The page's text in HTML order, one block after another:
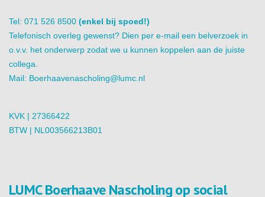
Tel: 071 526 8500 (enkel bij spoed!)
Telefonisch overleg gewenst? Dien per e-mail een belverzoek in
o.v.v. het onderwerp zodat we u kunnen koppelen aan de juiste
collega.
Mail: Boerhaavenascholing@lumc.nl
KVK | 27366422
BTW | NL003566213B01
LUMC Boerhaave Nascholing op social